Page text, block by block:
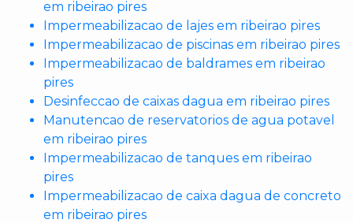
em ribeirao pires
Impermeabilizacao de lajes em ribeirao pires
Impermeabilizacao de piscinas em ribeirao pires
Impermeabilizacao de baldrames em ribeirao
pires
Desinfeccao de caixas dagua em ribeirao pires
Manutencao de reservatorios de agua potavel
em ribeirao pires
Impermeabilizacao de tanques em ribeirao
pires
Impermeabilizacao de caixa dagua de concreto
em ribeirao pires